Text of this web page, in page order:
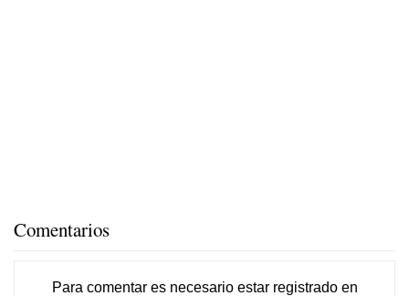
Comentarios
Para comentar es necesario estar registradoen